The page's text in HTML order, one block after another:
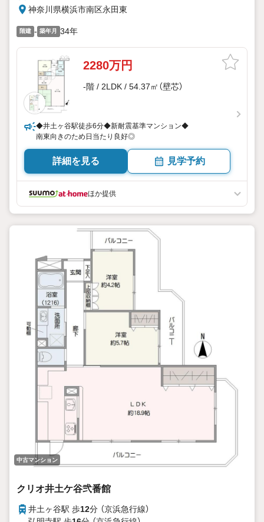
神奈川県横浜市南区永田東
階建 - 築年月 34年
2280万円
-階 / 2LDK / 54.37㎡（壁芯）
◆井土ヶ谷駅徒歩6分◆新耐震基準マンション◆
南東向きのため日当たり良好◎
詳細を見る 見学予約
ほか提供
中古マンション
クリオ井土ケ谷弐番館
井土ヶ谷駅 歩12分 （京浜急行線）